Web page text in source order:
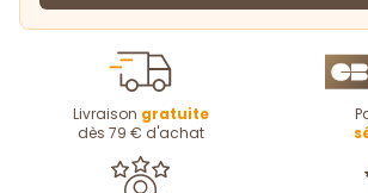
Livraison gratuite
dès 79 € d'achat